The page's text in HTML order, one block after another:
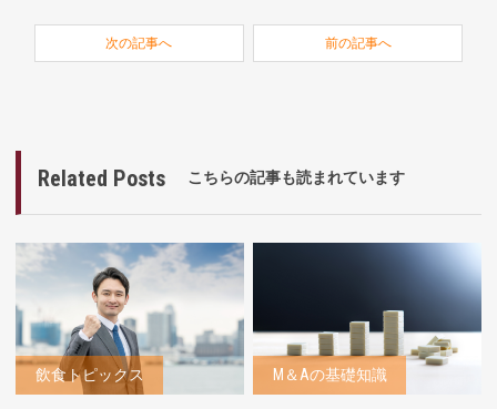
次の記事へ 前の記事へ
Related Posts こちらの記事も読まれています
飲食トピックス M＆Aの基礎知識